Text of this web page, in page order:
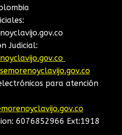
Judicial:
para atención
6076852966 Ext:1918